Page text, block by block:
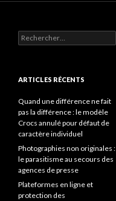
Rechercher :
ARTICLES RÉCENTS
Quand une différence ne fait
pas la différence : le modèle
Crocs annulé pour défaut de
caractère individuel
Photographies non originales :
le parasitisme au secours des
agences de presse
Plateformes en ligne et
protection des